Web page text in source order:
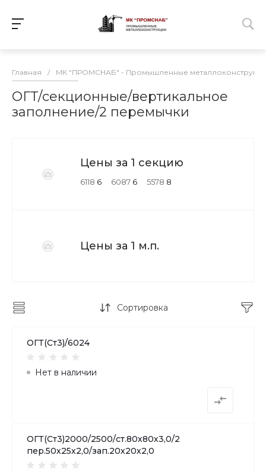
Главная / МК "ПРОМСНАБ" - Промышленные
ОГТ/секционные/вертикальное
заполнение/2 перемычки
Цены за 1 секцию
6118 6 6087 6 5578 8
Цены за 1 м.п.
Сортировка
ОГТ(Ст3)/6024
Нет в наличии
ОГТ(Ст3)2000/2500/ст.80х80х3,0/2
пер.50х25х2,0/зап.20х20х2,0